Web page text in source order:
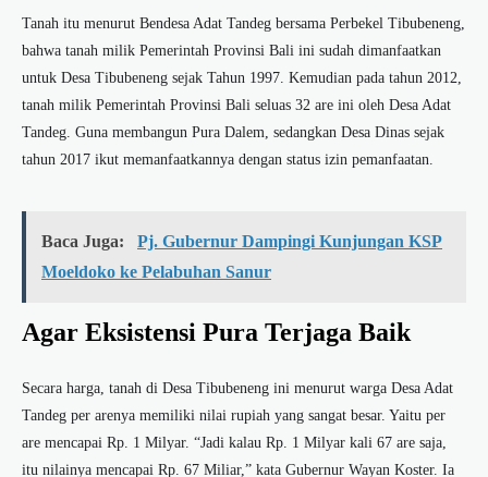
Tanah itu menurut Bendesa Adat Tandeg bersama Perbekel Tibubeneng,
bahwa tanah milik Pemerintah Provinsi Bali ini sudah dimanfaatkan
untuk Desa Tibubeneng sejak Tahun 1997. Kemudian pada tahun 2012,
tanah milik Pemerintah Provinsi Bali seluas 32 are ini oleh Desa Adat
Tandeg. Guna membangun Pura Dalem, sedangkan Desa Dinas sejak
tahun 2017 ikut memanfaatkannya dengan status izin pemanfaatan.
Baca Juga:
Pj. Gubernur Dampingi Kunjungan KSP
Moeldoko ke Pelabuhan Sanur
Agar Eksistensi Pura Terjaga Baik
Secara harga, tanah di Desa Tibubeneng ini menurut warga Desa Adat
Tandeg per arenya memiliki nilai rupiah yang sangat besar. Yaitu per
are mencapai Rp. 1 Milyar. “Jadi kalau Rp. 1 Milyar kali 67 are saja,
itu nilainya mencapai Rp. 67 Miliar,” kata Gubernur Wayan Koster. Ia